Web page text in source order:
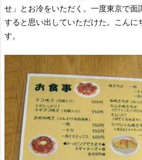
せ」とお冷をいただく。一度東京で面
すると思い出していただけた。こんに
す。